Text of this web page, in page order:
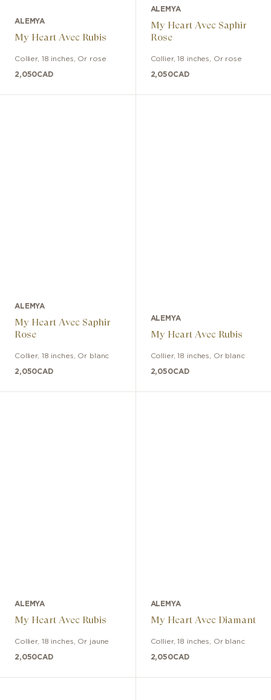
ALEMYA
My Heart Avec Rubis
Collier, 18 inches Or rose
2,050CAD
ALEMYA
My Heart Avec Saphir
Rose
Collier,18 inches Or rose
2,050CAD
ALEMYA
My Heart Avec Saphir
Rose
Collier, 18 inches Or blanc
2,050CAD
ALEMYA
My Heart Avec Rubis
Collier,18 inches Or blanc
2,050CAD
ALEMYA
My Heart Avec Rubis
Collier, 18 inches Or jaune
2,050CAD
ALEMYA
My Heart Avec Diamant
Collier,18 inches Or blanc
2,050CAD